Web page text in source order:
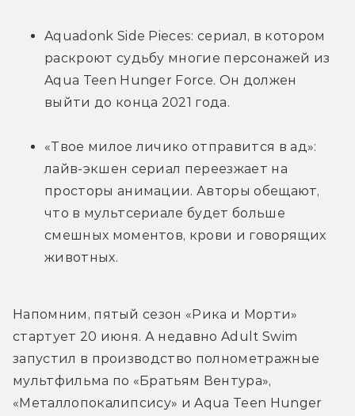
Aquadonk Side Pieces: сериал, в котором
раскроют судьбу многие персонажей из
Aqua Teen Hunger Force. Он должен
выйти до конца 2021 года.
«Твое милое личико отправится в ад»:
лайв-экшен сериал переезжает на
просторы анимации. Авторы обещают,
что в мультсериале будет больше
смешных моментов, крови и говорящих
животных.
Напомним, пятый сезон «Рика и Морти»
стартует 20 июня. А недавно Adult Swim
запустил в производство полнометражные
мультфильма по «Братьям Вентура»,
«Металлопокалипсису» и Aqua Teen Hunger